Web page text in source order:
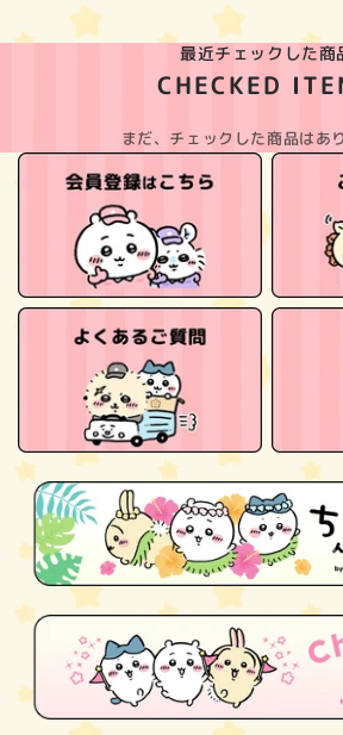
最近チェックした商
CHECKED
まだ、チェックした商品はあ